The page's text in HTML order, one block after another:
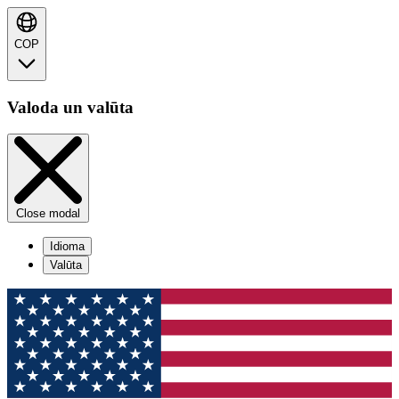
COP
Valoda un valūta
Close modal
Idioma
Valūta